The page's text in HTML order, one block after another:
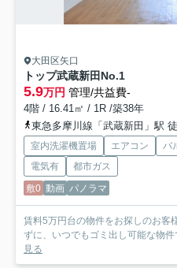
大田区矢口
トップ武蔵新田No.1
5.9万円 管理/共益費-
4階 / 16.41㎡ / 1R /築38年
東急多摩川線「武蔵新田」駅
室内洗濯機置場 エアコン バ
電気有
都市ガス
敷0 動画 パノラマ
賃料5万円台の物件をお探しのお客
ずに、いつでもゴミ出し可能な物件
見る